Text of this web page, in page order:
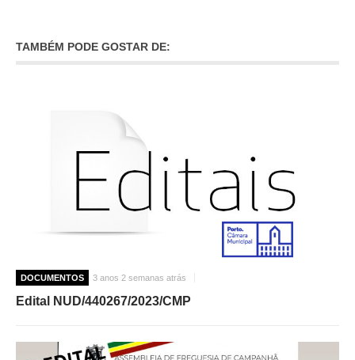
TAMBÉM PODE GOSTAR DE:
DOCUMENTOS 3 anos 2 semanas atrás
Edital NUD/440267/2023/CMP